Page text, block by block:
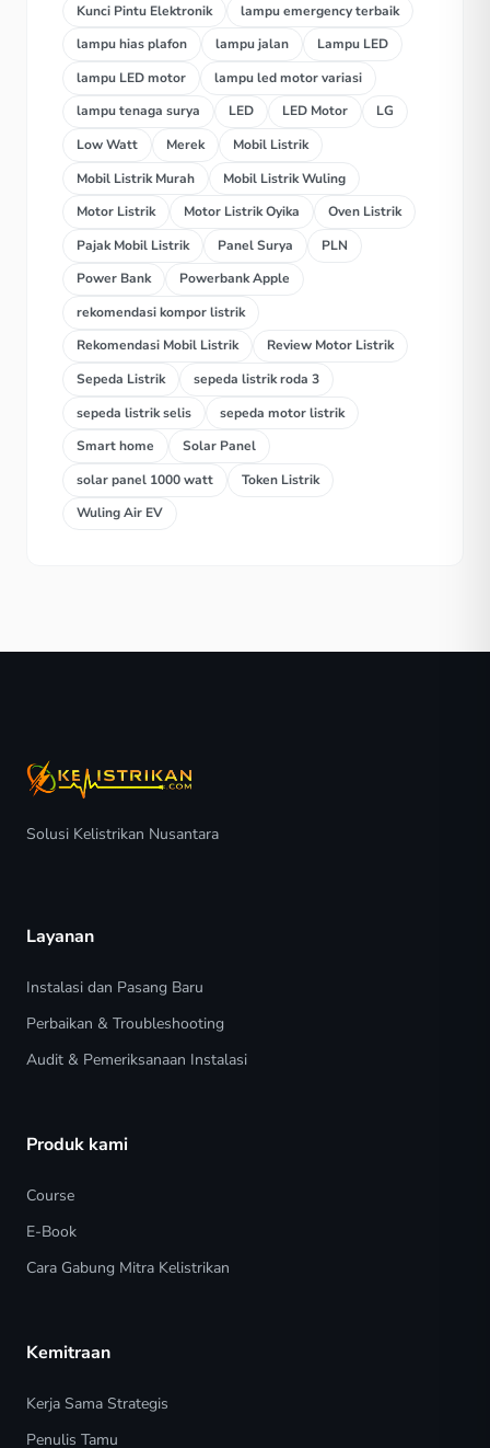
Kunci Pintu Elektronik
lampu emergency terbaik
lampu hias plafon
lampu jalan
Lampu LED
lampu LED motor
lampu led motor variasi
lampu tenaga surya
LED LED Motor
LG
Low Watt
Merek
Mobil Listrik
Mobil Listrik Murah
Mobil Listrik Wuling
Motor Listrik
Motor Listrik Oyika
Oven Listrik
Pajak Mobil Listrik
Panel Surya
PLN
Power Bank
Powerbank Apple
rekomendasi kompor listrik
Rekomendasi Mobil Listrik
Review Motor Listrik
Sepeda Listrik
sepeda listrik roda 3
sepeda listrik selis
sepeda motor listrik
Smart home
Solar Panel
solar panel 1000 watt
Token Listrik
Wuling Air EV
Solusi Kelistrikan Nusantara
Layanan
Instalasi dan Pasang Baru
Perbaikan & Troubleshooting
Audit & Pemeriksanaan Instalasi
Produk kami
Course
E-Book
Cara Gabung Mitra Kelistrikan
Kemitraan
Kerja Sama Strategis
Penulis Tamu